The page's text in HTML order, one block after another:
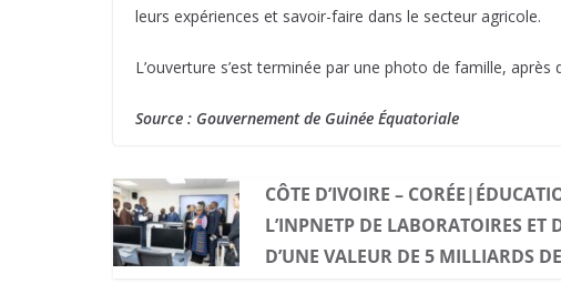
leurs expériences et savoir-faire dans le secteur agricole.
L’ouverture s’est terminée par une photo de famille,
Source : Gouvernement de Guinée Équatoriale
CÔTE D’IVOIRE –
L’INPNETP DE LABORATOIRES ET
D’UNE VALEUR DE 5 MILLIARDS